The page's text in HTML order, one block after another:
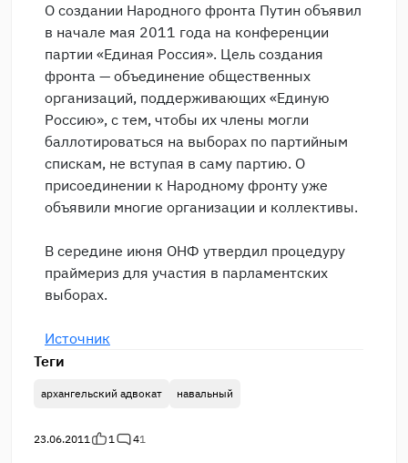
О создании Народного фронта Путин объявил
в начале мая 2011 года на конференции
партии «Единая Россия». Цель создания
фронта — объединение общественных
организаций, поддерживающих «Единую
Россию», с тем, чтобы их члены могли
баллотироваться на выборах по партийным
спискам, не вступая в саму партию. О
присоединении к Народному фронту уже
объявили многие организации и коллективы.
В середине июня ОНФ утвердил процедуру
праймериз для участия в парламентских
выборах.
Источник
Теги
архангельский адвокат навальный
23.06.2011 1 41